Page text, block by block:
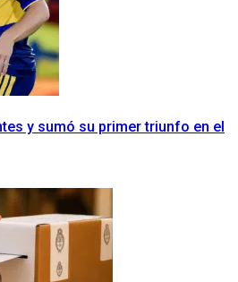
y sumó su primer triunfo en el